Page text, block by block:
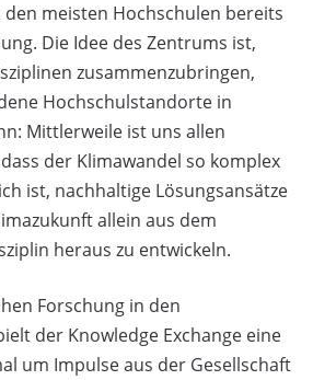
meisten Hochschulen bereits
Die Idee des Zentrums ist,
zusammenzubringen,
Hochschulstandorte in
Mittlerweile ist uns allen
der Klimawandel so komplex
ist, nachhaltige Lösungsansätze
allein aus dem
heraus zu entwickeln.
Forschung in den
der Knowledge Exchange eine
um Impulse aus der Gesellschaft